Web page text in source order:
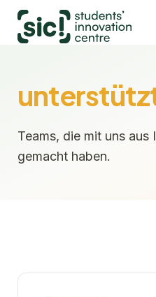
Teams, die mit uns aus
gemacht haben.